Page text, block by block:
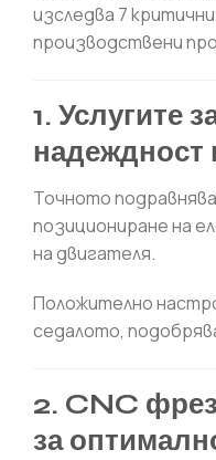
изследва 7
производствени
1. Услугите
надеждност
Точното
позициониране на
на двигателя.
Положително
седалото,
2. CNC
за